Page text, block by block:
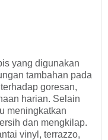
yang digunakan
tambahan pada
goresan,
harian. Selain
meningkatkan
dan mengkilap.
vinyl, terrazzo,